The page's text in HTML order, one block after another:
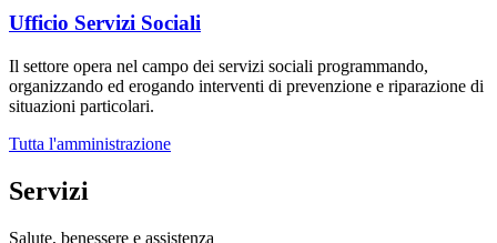
Ufficio Servizi Sociali
Il settore opera nel campo dei servizi sociali programmando,
organizzando ed erogando interventi di prevenzione e riparazione di
situazioni particolari.
Tutta l'amministrazione
Servizi
Salute, benessere e assistenza